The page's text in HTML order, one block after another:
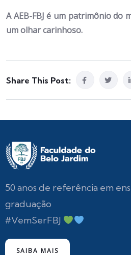
A AEB-FBJ é um patrimônio do
um olhar carinhoso.
Share This Post:
50 anos de referência em
graduação
#VemSerFBJ
SAIBA MAIS